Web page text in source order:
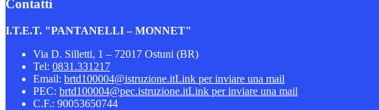
Contatti
I.T.E.T. "PANTANELLI – MONNET"
Via D. Silletti, 1 – 72017 Ostuni (BR)
Tel: 0831.331217
Email: brtd100004@istruzione.itLink per inviare una mail
PEC: brtd100004@pec.istruzione.itLink per inviare una mail
C.F.: 90053650744